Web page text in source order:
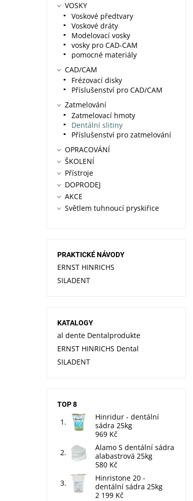
VOSKY
Voskové předtvary
Voskové dráty
Modelovací vosky
vosky pro CAD-CAM
pomocné materiály
CAD/CAM
Frézovací disky
Příslušenství pro CAD/CAM
Zatmelování
Zatmelovací hmoty
Dentální slitiny
Příslušenství pro zatmelování
OPRACOVÁNÍ
ŠKOLENÍ
Přístroje
DOPRODEJ
AKCE
Světlem tuhnoucí pryskiřice
PRAKTICKÉ NÁVODY
ERNST HINRICHS
SILADENT
KATALOGY
al dente Dentalprodukte
ERNST HINRICHS Dental
SILADENT
TOP 8
Hinridur - dentální
sádra 25kg
969 Kč
Alamo S dentální sádra
alabastrová 25kg
580 Kč
Hinristone 20 -
dentální sádra 25kg
2 199 Kč